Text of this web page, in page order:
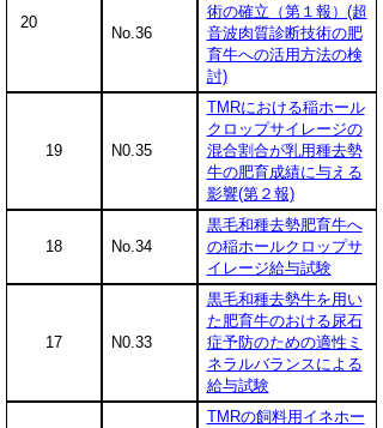
20
No.36
術の確立（第１報）(超
音波肉質診断技術の肥
育牛への活用方法の検
討)
19 N0.35
TMRにおける稲ホール
クロップサイレージの
混合割合が乳用種去勢
牛の肥育成績に与える
影響(第２報)
18 No.34
黒毛和種去勢肥育牛へ
の稲ホールクロップサ
イレージ給与試験
17 N0.33
黒毛和種去勢牛を用い
た肥育牛のおける尿石
症予防のための適性ミ
ネラルバランスによる
給与試験
TMRの飼料用イネホー